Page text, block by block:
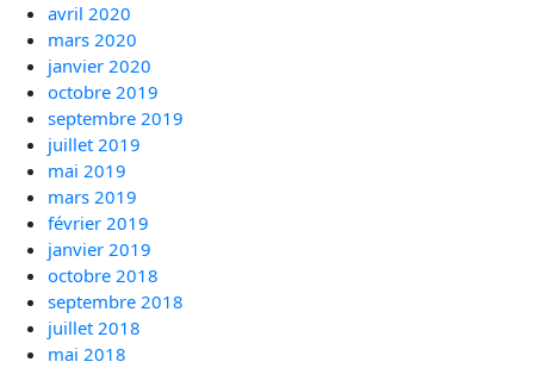
avril 2020
mars 2020
janvier 2020
octobre 2019
septembre 2019
juillet 2019
mai 2019
mars 2019
février 2019
janvier 2019
octobre 2018
septembre 2018
juillet 2018
mai 2018